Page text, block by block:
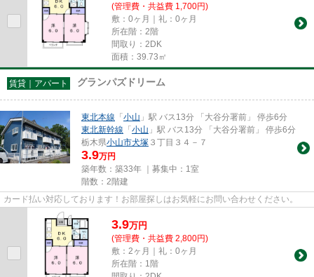
(管理費・共益費 1,700円)
敷：0ヶ月｜礼：0ヶ月
所在階：2階
間取り：2DK
面積：39.73㎡
賃貸｜アパート グランパズドリーム
東北本線 「小山 」駅 バス13分 「大谷分署前」 停歩6分
東北新幹線 「小山 」駅 バス13分 「大谷分署前」 停歩6分
栃木県小山市犬塚 ３丁目３４－７
3.9万円
築年数：築33年 ｜募集中： 1室
階数：2階建
カード払い対応しております！お部屋探しはお気軽にお問い合わせください。
3.9万円
(管理費・共益費 2,800円)
敷：2ヶ月｜礼：0ヶ月
所在階：1階